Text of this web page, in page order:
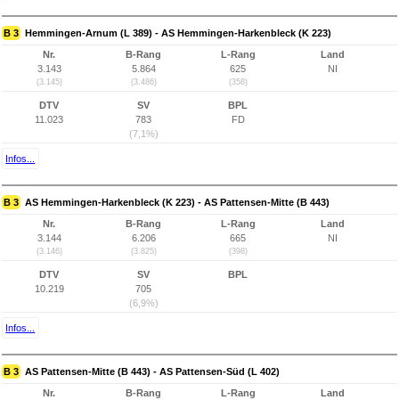
B 3 Hemmingen-Arnum (L 389) - AS Hemmingen-Harkenbleck (K 223)
Nr.
3.143
(3.145)
B-Rang
5.864
(3.486)
L-Rang
625
(358)
Land
NI
DTV
11.023
SV
783
(7,1%)
BPL
FD
Infos...
B 3 AS Hemmingen-Harkenbleck (K 223) - AS Pattensen-Mitte (B 443)
Nr.
3.144
(3.146)
B-Rang
6.206
(3.825)
L-Rang
665
(398)
Land
NI
DTV
10.219
SV
705
(6,9%)
BPL
Infos...
B 3 AS Pattensen-Mitte (B 443) - AS Pattensen-Süd (L 402)
Nr.
B-Rang
L-Rang
Land